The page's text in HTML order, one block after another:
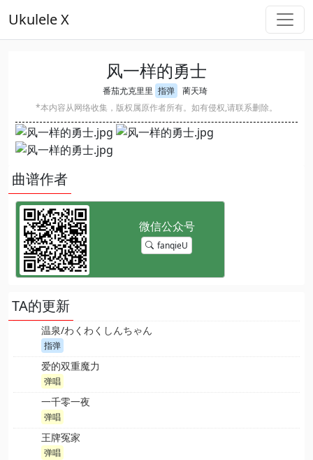
Ukulele X
风一样的勇士
番茄尤克里里 指弹
蔺天琦
*本内容从网络收集，版权属原作者所有。如有侵权,请联系删除。
曲谱作者
fanqieU
TA的更新
温泉/わくわくしんちゃん
指弹
爱的双重魔力
弹唱
一千零一夜
弹唱
王牌冤家
弹唱